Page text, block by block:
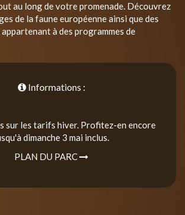
au long de votre promenade. Découvrez
de la faune européenne ainsi que des
à des programmes de
Informations :
sur les tarifs hiver. Profitez-en encore
dimanche 3 mai inclus.
PLAN DU PARC